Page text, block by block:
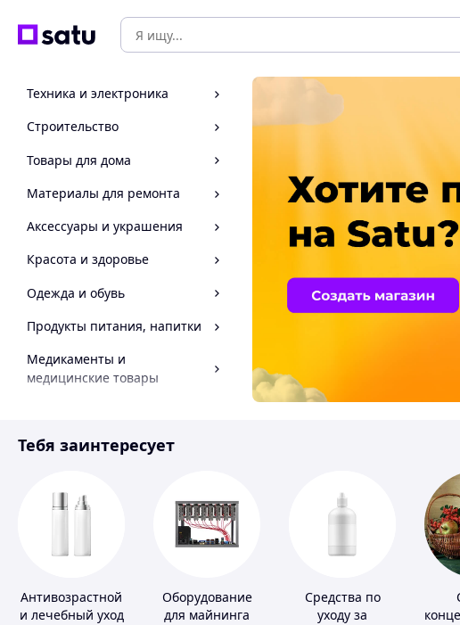
Техника и электроника
Строительство
Товары для дома
Материалы для ремонта
Аксессуары и украшения
Красота и здоровье
Одежда и обувь
Продукты питания, напитки
Медикаменты и
медицинские товары
Инструмент
Тебя заинтересует
Антивозрастной
и лечебный уход
Оборудование
для майнинга
Средства по
уходу за